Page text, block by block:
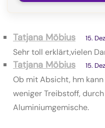
Tatjana Möbius 15.
Sehr toll erklärt,vielen
Tatjana Möbius 15.
Ob mit Absicht, hm
weniger Treibstoff,
Aluminiumgemische.